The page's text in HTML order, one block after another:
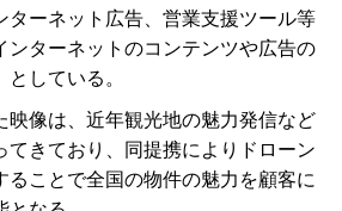
ターネット広告、営業支援ツール等
ンターネットのコンテンツや広告の
している。
像は、近年観光地の魅力発信など
てきており、同提携によりドローン
ることで全国の物件の魅力を顧客に